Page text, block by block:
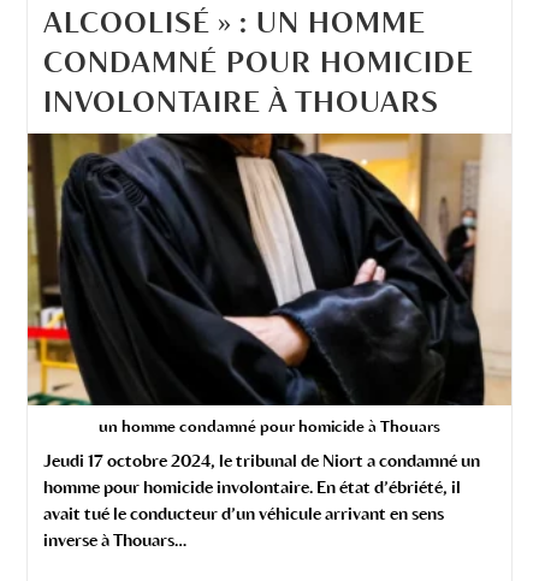
ALCOOLISÉ » : UN HOMME
CONDAMNÉ POUR HOMICIDE
INVOLONTAIRE À THOUARS
un homme condamné pour homicide à Thouars
Jeudi 17 octobre 2024, le tribunal de Niort a condamné un
homme pour homicide involontaire. En état d’ébriété, il
avait tué le conducteur d’un véhicule arrivant en sens
inverse à Thouars…